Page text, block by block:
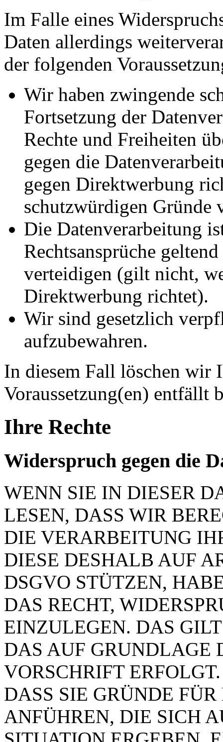
Im Falle eines
Daten allerdings
der folgenden
Wir haben zwingende
Fortsetzung der
Rechte und Freiheiten
gegen die
gegen Direktwerbung
schutzwürdigen Gründe
Die Datenverarbeitung
Rechtsansprüche
verteidigen (gilt nicht,
Direktwerbung richtet).
Wir sind gesetzlich
aufzubewahren.
In diesem Fall löschen wir
Voraussetzung(en) entfällt
Ihre Rechte
Widerspruch gegen die
WENN SIE IN DIESER
LESEN, DASS WIR
DIE VERARBEITUNG
DIESE DESHALB AUF
DSGVO STÜTZEN,
DAS RECHT,
EINZULEGEN. DAS
DAS AUF GRUNDLAGE
VORSCHRIFT
DASS SIE GRÜNDE
ANFÜHREN, DIE SICH